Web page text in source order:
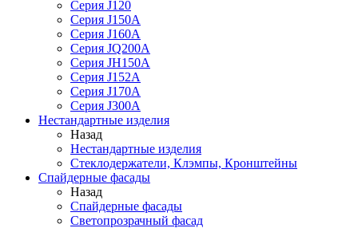
Серия J120
Серия J150A
Серия J160A
Серия JQ200A
Серия JH150A
Серия J152A
Серия J170A
Серия J300A
Нестандартные изделия
Назад
Нестандартные изделия
Стеклодержатели, Клэмпы, Кронштейны
Спайдерные фасады
Назад
Спайдерные фасады
Светопрозрачный фасад